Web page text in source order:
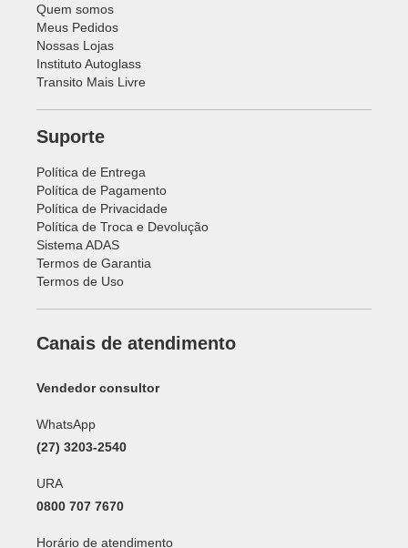
Quem somos
Meus Pedidos
Nossas Lojas
Instituto Autoglass
Transito Mais Livre
Suporte
Política de Entrega
Política de Pagamento
Política de Privacidade
Política de Troca e Devolução
Sistema ADAS
Termos de Garantia
Termos de Uso
Canais de atendimento
Vendedor consultor
WhatsApp
(27) 3203-2540
URA
0800 707 7670
Horário de atendimento